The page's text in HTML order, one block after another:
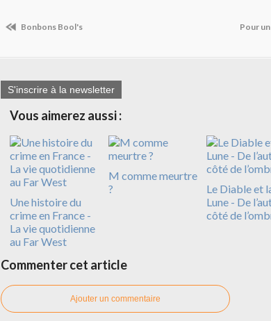
Bonbons Bool's Pour
S'inscrire à la newsletter
Vous aimerez aussi :
Une histoire du
crime en France -
La vie quotidienne
au Far West
M comme meurtre
?
Le Diable et
Lune - De
côté de
Commenter cet article
Ajouter un commentaire